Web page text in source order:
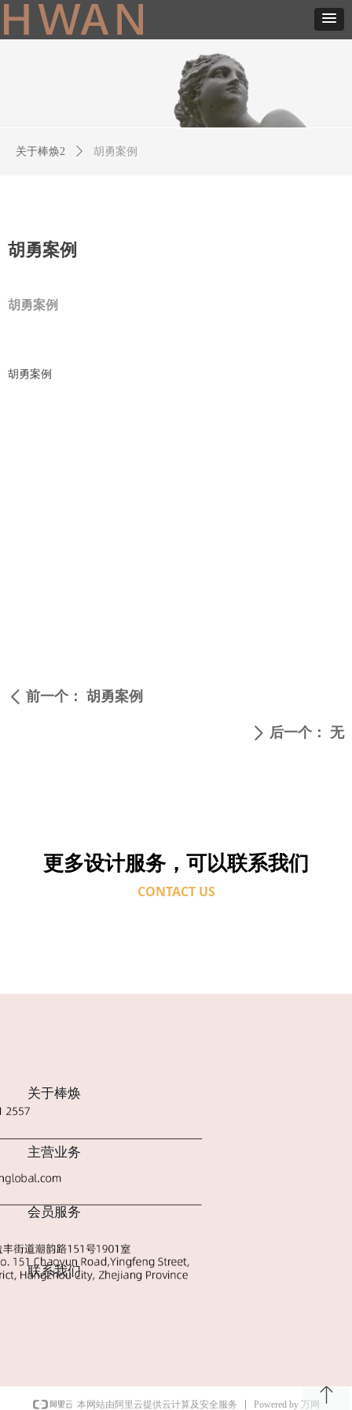
胡勇案例
胡勇案例
ꄴ 前一个： 胡勇案例
ꄲ 后一个： 无
胡勇案例
关于棒焕2 ꄲ 胡勇案例
更多设计服务，可以联系我们
CONTACT US
关于棒焕
主营业务
会员服务
联系我们
本网站由阿里云提供云计算及安全服务 Powered by 万网ꁸ